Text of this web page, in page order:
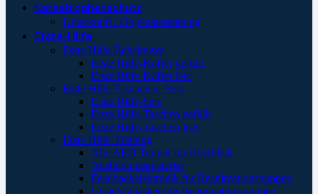
Katastrophenschutz
Unterkunft / Objektausstattung
Erste-Hilfe
Erste Hilfe Behältnisse
Erste Hilfe-Koffer gefüllt
Erste Hilfe-Koffer leer
Erste Hilfe Taschen u. Sets
Erste Hilfe-Sets
Erste Hilfe-Taschen gefüllt
Erste Hilfe-Taschen leer
Erste Hilfe-Training
Alle AED Trainer im Überblick
Ausbildungsmaterial
Feedbackelektronik für Reanimationspuppen
Gesichtsmasken für Reanimationspuppen